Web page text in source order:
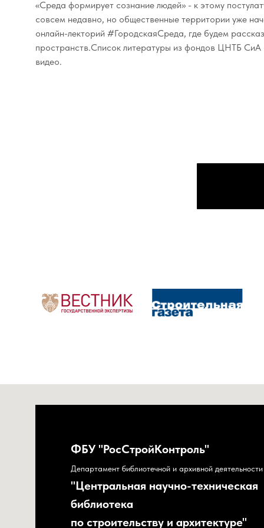
«Среда формирует сознание людей» - к этому
совсем недавно, но общественные территории уже
онлайн-лекторий #ГородскаяСреда, где будем
пространств.Список литературы из фондов ЦНТБ СиА
видео.
ФБУ "РосСтройКонтроль"
Департамент библиотечной и архивной деятельности
"Центральная научно-техническая
библиотека
по строительству и архитектуре"